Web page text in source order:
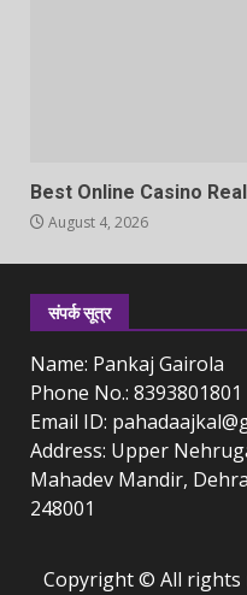
Best Online Casino
August 4, 2026
संपर्क सूत्र
Name: Pankaj Gairola
Phone No.: 8393801801
Email ID:
Address: Upper
Mahadev Mandir,
248001
Copyright © All rights